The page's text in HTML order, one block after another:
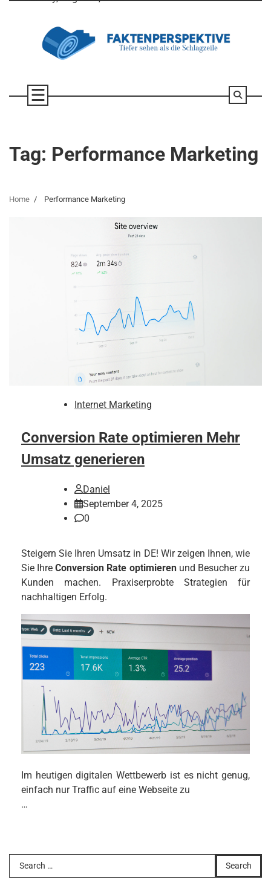
Tag: Performance Marketing
Home Performance Marketing
Internet Marketing
Conversion Rate optimieren Mehr
Umsatz generieren
Daniel
September 4, 2025
0
Steigern Sie Ihren Umsatz in DE! Wir zeigen Ihnen, wie
Sie IhreConversion Rate optimierenund Besucher zu
Kunden machen. Praxiserprobte Strategien für
nachhaltigen Erfolg.
Im heutigen digitalen Wettbewerb ist es nicht genug,
einfach nur Traffic auf eine Webseite zu
…
Search
for: